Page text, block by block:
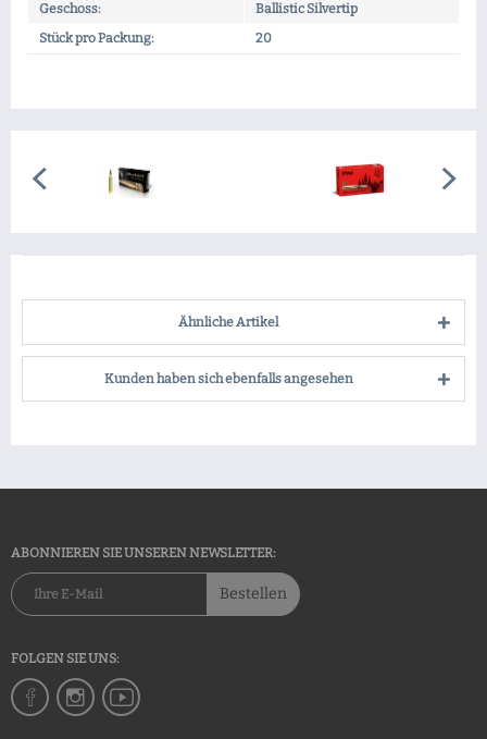
Geschoss:
Ballistic Silvertip
Stück pro Packung:
20
Ähnliche Artikel
Kunden haben sich ebenfalls angesehen
ABONNIEREN SIE UNSEREN NEWSLETTER:
Bestellen
FOLGEN SIE UNS: